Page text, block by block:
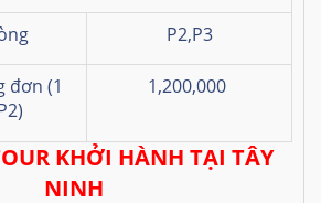
P2,P3
đơn (1
1,200,000
KHỞI HÀNH TẠI TÂY
NINH